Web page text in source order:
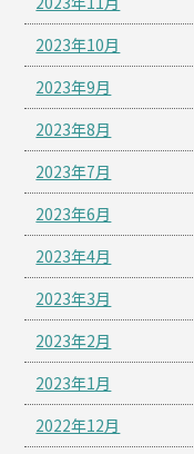
2023年10月
2023年9月
2023年8月
2023年7月
2023年6月
2023年4月
2023年3月
2023年2月
2023年1月
2022年12月